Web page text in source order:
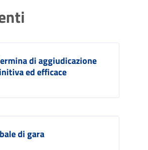
di aggiudicazione
ed efficace
di gara